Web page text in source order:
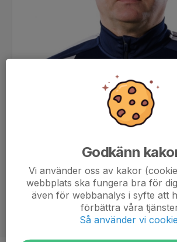
Godkänn
Vi använder oss av kakor
webbplats ska fungera bra för
även för webbanalys i syfte att
förbättra våra
Så använder vi